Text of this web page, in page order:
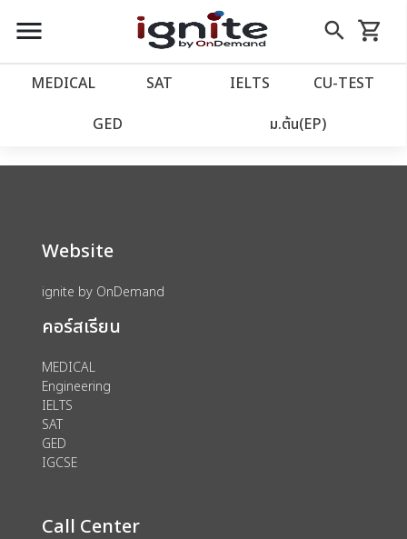
close
account_balance หน้าแรก
เว็บไซต์อิกไนท์
account_circle เข้าสู่ระบบ
assignment ลงทะเบียน
menu search
Skip
to
shopping_cart
รถเข็น
MEDICAL SAT IELTS CU‑TEST
GED ม.ต้น(EP)
We could not find anything for catalog
category view s sat subject test id 379
Website
ignite by OnDemand
คอร์สเรียน
MEDICAL
Engineering
IELTS
SAT
GED
IGCSE
Call Center